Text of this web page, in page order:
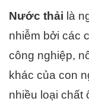
Nước thải là
nhiễm bởi các
công nghiệp,
khác của con
nhiều loại chất